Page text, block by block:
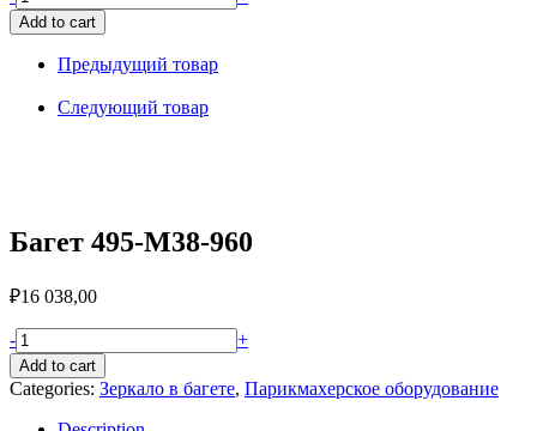
495-
M38-
quantity
Add to cart
Предыдущий товар
Следующий товар
Багет 495-M38-960
₽16 038,00
Багет
495-
M38-
960
quantity
- +
Add to cart
Categories: Зеркало в багете, Парикмахерское оборудование